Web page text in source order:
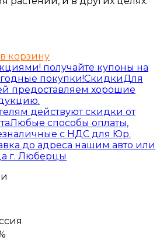
корзину
получайте купоны на
покупки!СкидкиДля
предоставляем хорошие
действуют скидки от
Любые способы оплаты,
с НДС для Юр.
до адреса нашим авто или
г. Люберцы